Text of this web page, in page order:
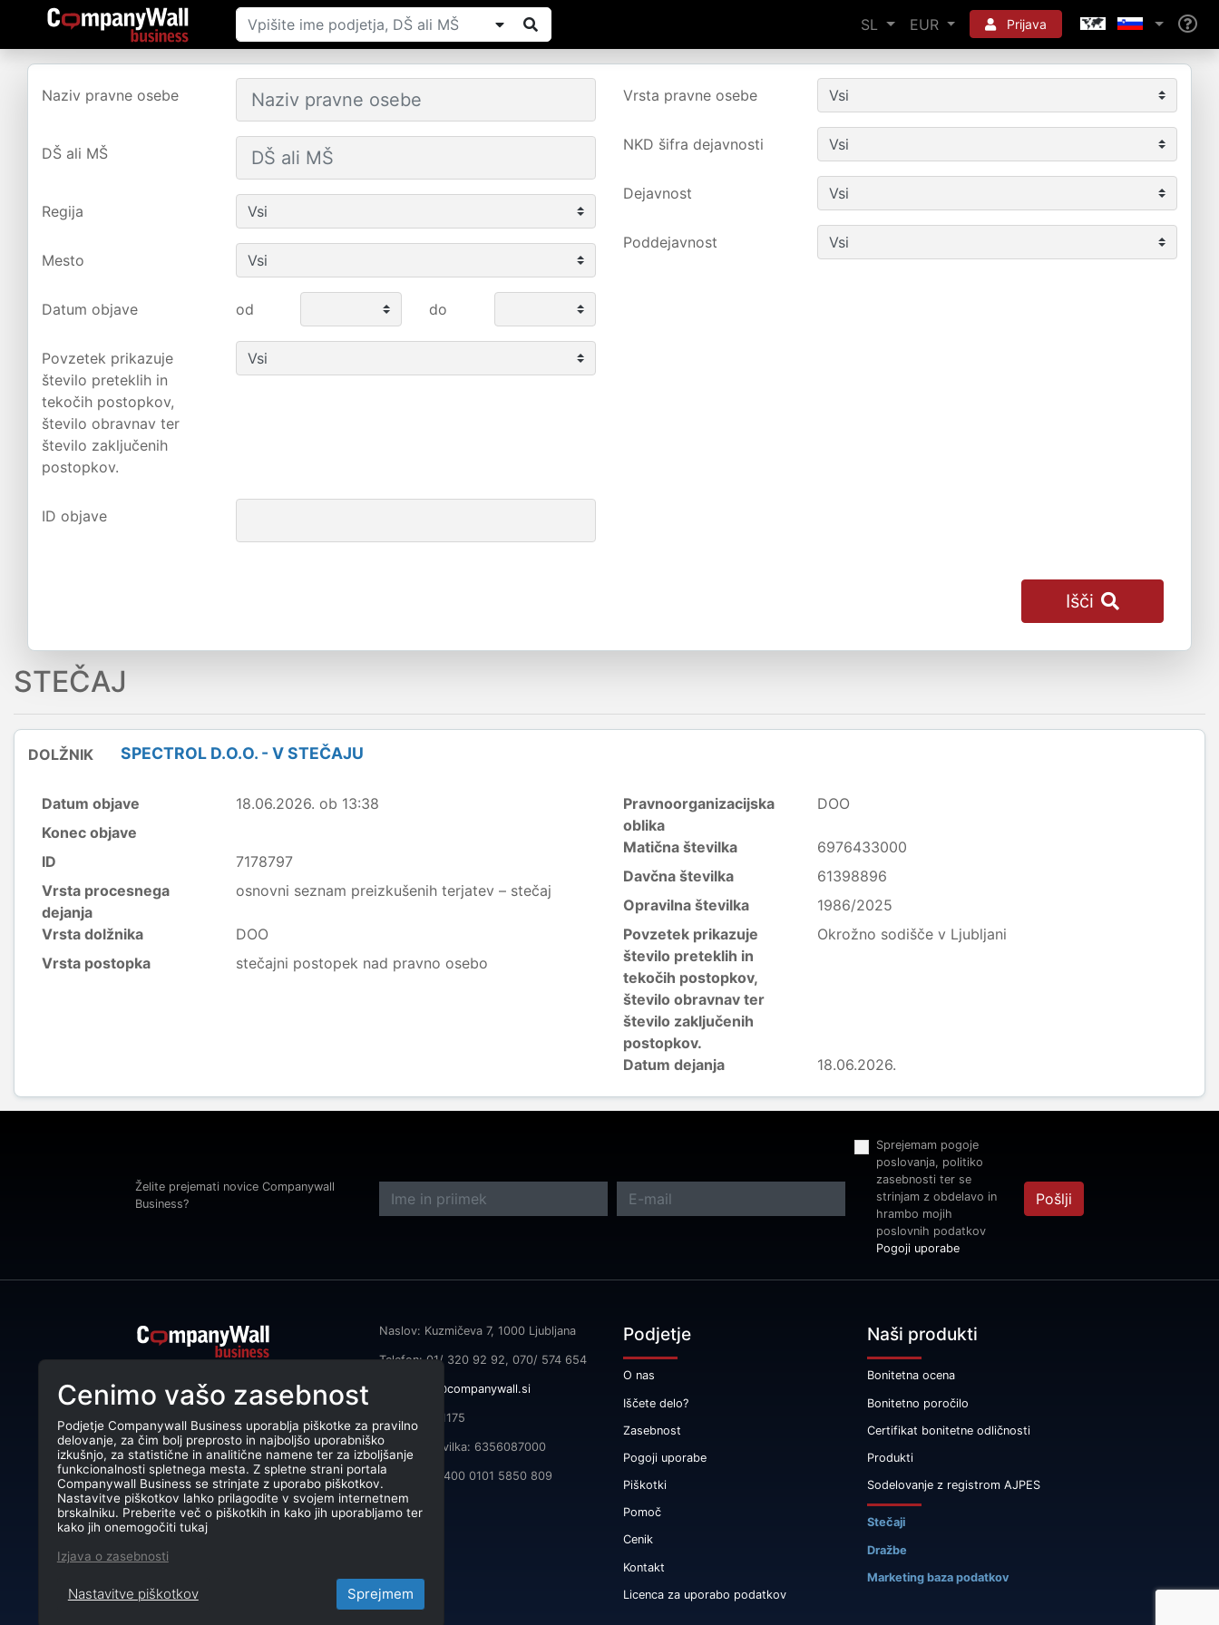
SL EUR Prijava
Naziv pravne osebe
DŠ ali MŠ
Regija
Mesto
Vrsta pravne osebe
NKD šifra dejavnosti
Dejavnost
Poddejavnost
Datum objave od do
Povzetek prikazuje
število preteklih in
tekočih postopkov,
število obravnav ter
število zaključenih
postopkov.
ID objave
Išči
STEČAJ
DOLŽNIK SPECTROL D.O.O. - V STEČAJU
Datum objave
18.06.2026. ob 13:38
Konec objave
ID
7178797
Vrsta procesnega
dejanja
osnovni seznam preizkušenih terjatev – stečaj
Vrsta dolžnika
DOO
Vrsta postopka
stečajni postopek nad pravno osebo
Pravnoorganizacijska
oblika
DOO
Matična številka
6976433000
Davčna številka
61398896
Opravilna številka
1986/2025
Povzetek prikazuje
število preteklih in
tekočih postopkov,
število obravnav ter
število zaključenih
postopkov.
Okrožno sodišče v Ljubljani
Datum dejanja 18.06.2026.
Želite prejemati novice Companywall
Business?
Sprejemam pogoje
poslovanja, politiko
zasebnosti ter se
strinjam z obdelavo in
hrambo mojih
poslovnih podatkov
Pogoji uporabe
Pošlji
podjetjem pomaga izboljšati
poslovanje z iskanjem in povezovanjem
strank.
CompanyWall Business © 2026
Naslov: Kuzmičeva 7, 1000 Ljubljana
Telefon: 01/ 320 92 92, 070/ 574 654
info@companywall.si
DŠ: SI55591175
Matična številka: 6356087000
TRR: SI56 3400 0101 5850 809
Podjetje
O nas
Iščete delo?
Zasebnost
Pogoji uporabe
Piškotki
Pomoč
Cenik
Kontakt
Licenca za uporabo podatkov
Naši produkti
Bonitetna ocena
Bonitetno poročilo
Certifikat bonitetne odličnosti
Produkti
Sodelovanje z registrom AJPES
Stečaji
Dražbe
Marketing baza podatkov
Cenimo vašo zasebnost
Podjetje Companywall Business uporablja piškotke za pravilno
delovanje, za čim bolj preprosto in najboljšo uporabniško
izkušnjo, za statistične in analitične namene ter za izboljšanje
funkcionalnosti spletnega mesta. Z spletne strani portala
Companywall Business se strinjate z uporabo piškotkov.
Nastavitve piškotkov lahko prilagodite v svojem internetnem
brskalniku. Preberite več o piškotkih in kako jih uporabljamo ter
kako jih onemogočiti tukaj
Izjava o zasebnosti
Nastavitve piškotkov Sprejmem